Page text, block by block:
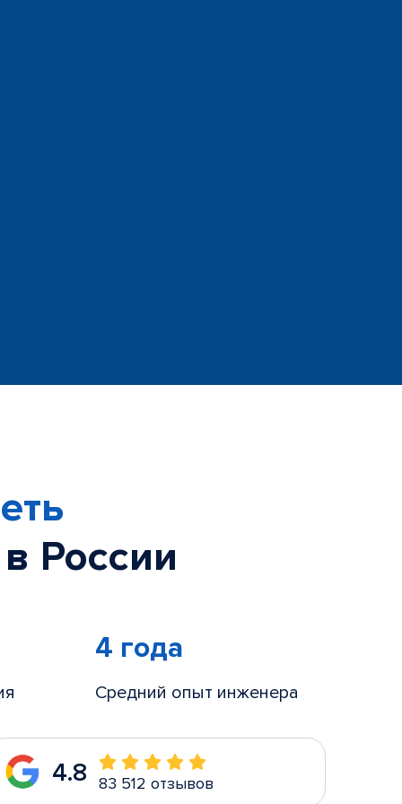
России
4 года
Средний опыт инженера
4.8 83 512 отзывов